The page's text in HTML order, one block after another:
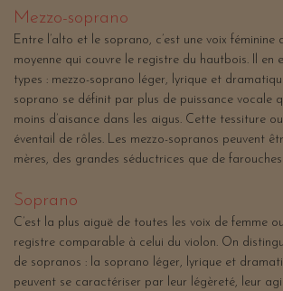
Mezzo-soprano
Entre l’alto et le soprano, c’est une voix féminine
moyenne qui couvre le registre du hautbois. Il en
types : mezzo-soprano léger, lyrique et
soprano se définit par plus de puissance vocale
moins d’aisance dans les aigus. Cette tessiture
éventail de rôles. Les mezzo-sopranos peuvent
mères, des grandes séductrices que de
Soprano
C’est la plus aiguë de toutes les voix de femme
registre comparable à celui du violon. On
de sopranos : la soprano léger, lyrique et
peuvent se caractériser par leur légèreté, leur